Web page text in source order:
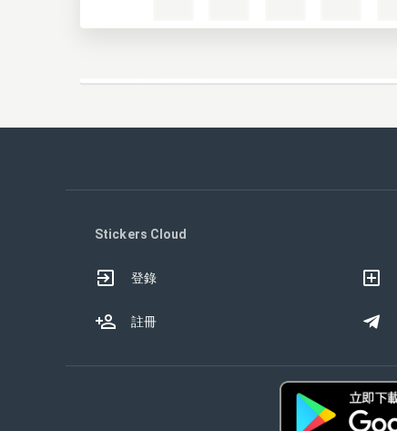
Stickers Cloud
登錄
註冊